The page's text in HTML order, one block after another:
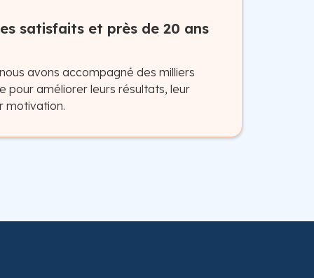
satisfaits et près de 20 ans
avons accompagné des milliers
pour améliorer leurs résultats, leur
motivation.